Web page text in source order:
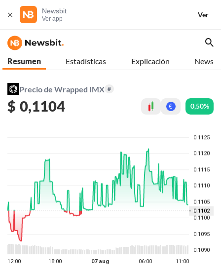
Newsbit
Ver app
Ver
Resumen Estadísticas Explicación News
Precio de Wrapped IMX #
$ 0,1104 € 0,50%